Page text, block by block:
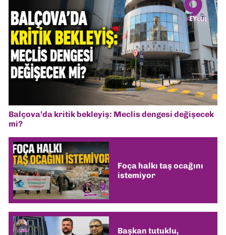
Balçova’da kritik bekleyiş: Meclis dengesi değişecek
mi?
Foça halkı taş ocağını
istemiyor
Başkan tutuklu,